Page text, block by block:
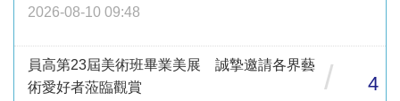
2026-08-10 09:48
員高第23屆美術班畢業美展 誠摯邀請各界藝
術愛好者蒞臨觀賞
/ 4